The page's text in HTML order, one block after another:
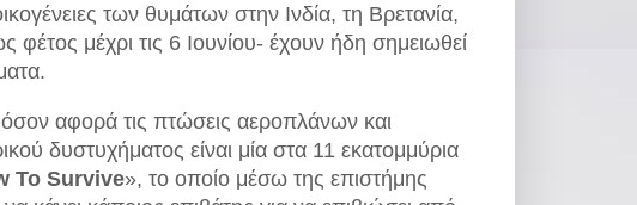
των θυμάτων στην Ινδία, τη Βρετανία,
μέχρι τις 6 Ιουνίου- έχουν ήδη σημειωθεί
αφορά τις πτώσεις αεροπλάνων και
δυστυχήματος είναι μία στα 11 εκατομμύρια
To Survive», το οποίο μέσω της επιστήμης